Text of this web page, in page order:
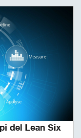
del Lean Six